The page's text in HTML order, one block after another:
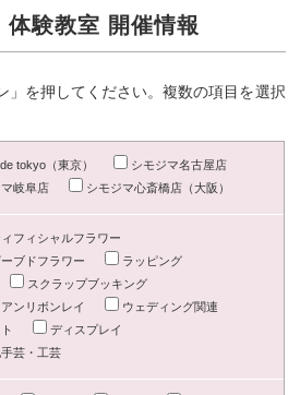
体験教室 開催情報
」を押してください。複数の項目を選択
tokyo（東京）
シモジマ名古屋店
岐阜店
シモジマ心斎橋店（大阪）
フィシャルフラワー
ブドフラワー
ラッピング
スクラップブッキング
ンリボンレイ
ウェディング関連
ディスプレイ
芸・工芸